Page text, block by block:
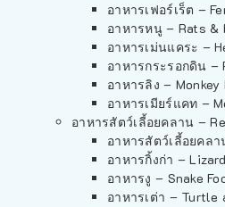
อาหารเฟอร์เร็ต –
อาหารหนู – Rats &
อาหารเม่นแคระ –
อาหารกระรอกดิน –
อาหารลิง – Monkey
อาหารเมียร์แคท –
อาหารสัตว์เลี้อยคลาน –
อาหารสัตว์เลี้อยคล
อาหารกิ้งก่า –
อาหารงู – Snake
อาหารเต่า – Turtle